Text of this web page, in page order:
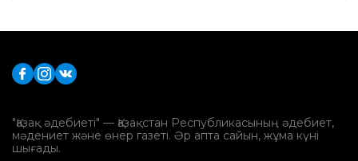
"Қазақ әдебиеті" — Қазақстан Республикасының әдебиет,
мәдениет және өнер газеті. Әр апта сайын, жұма күні
шығады.